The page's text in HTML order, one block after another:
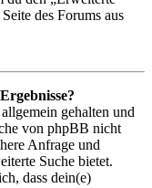
des Forums aus
gehalten und
von phpBB nicht
Anfrage und
Suche bietet.
dass dein(e)